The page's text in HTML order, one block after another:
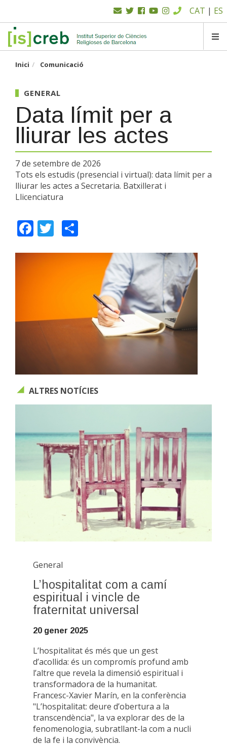
contingut
superior
SK
CAT | ES
Inici Comunicació
GENERAL
Data límit per a
lliurar les actes
7 de setembre de 2026
Tots els estudis (presencial i virtual): data límit per a
lliurar les actes a Secretaria. Batxillerat i
Llicenciatura
Facebook
Twitter
ALTRES NOTÍCIES
General
L’hospitalitat com a camí
espiritual i vincle de
fraternitat universal
20 gener 2025
L’hospitalitat és més que un gest
d’acollida: és un compromís profund amb
l’altre que revela la dimensió espiritual i
transformadora de la humanitat.
Francesc-Xavier Marín, en la conferència
"L’hospitalitat: deure d’obertura a la
transcendència", la va explorar des de la
fenomenologia, subratllant-la com a nucli
de la fe i la convivència.